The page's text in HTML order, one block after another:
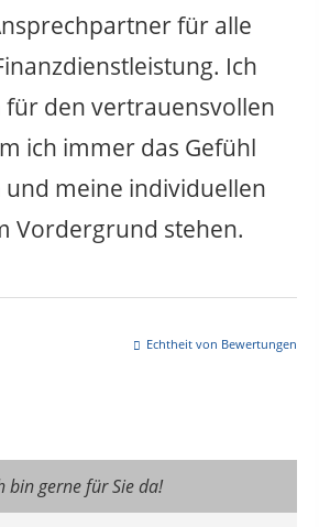
für alle
Ich
für den vertrauensvollen
ich immer das Gefühl
und meine individuellen
Vordergrund stehen.
Echtheit von Bewertungen
bin gerne für Sie da!